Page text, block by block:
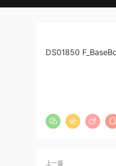
DS01850
上一篇